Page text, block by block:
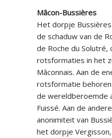
Mâcon-Bussières
Het dorpje
de schaduw van de
de Roche du
rotsformaties in het
Mâconnais. Aan de
rotsformatie
de wereldberoemde
Fuissé. Aan de
anonimiteit van
het dorpje